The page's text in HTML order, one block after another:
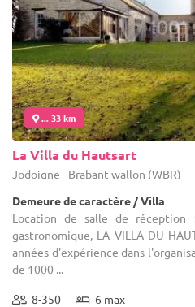
... 33 km
La Villa du Hautsart
Jodoigne - Brabant wallon (WBR)
Demeure de caractère / Villa
Location de salle de
gastronomique, LA VILLA DU
années d'expérience dans
de 1000 ...
8-350 6 max